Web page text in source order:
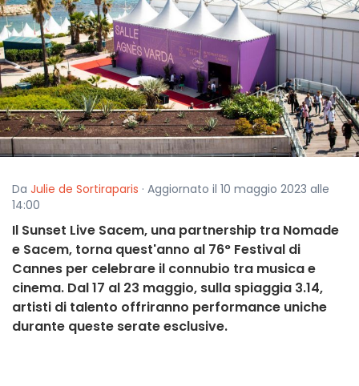
Da Julie de Sortiraparis · Aggiornato il 10 maggio 2023 alle
14:00
Il Sunset Live Sacem, una partnership tra Nomade
e Sacem, torna quest'anno al 76° Festival di
Cannes per celebrare il connubio tra musica e
cinema. Dal 17 al 23 maggio, sulla spiaggia 3.14,
artisti di talento offriranno performance uniche
durante queste serate esclusive.